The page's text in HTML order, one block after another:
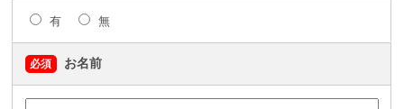
有 無
必須 お名前